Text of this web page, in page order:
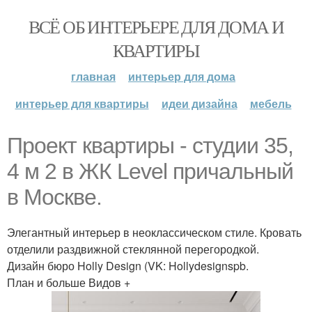
ВСЁ ОБ ИНТЕРЬЕРЕ ДЛЯ ДОМА И
КВАРТИРЫ
главная
интерьер для дома
интерьер для квартиры
идеи дизайна мебель
Проект квартиры - студии 35,
4 м 2 в ЖК Level причальный
в Москве.
Элегантный интерьер в неоклассическом стиле. Кровать
отделили раздвижной стеклянной перегородкой.
Дизайн бюро Holly Design (VK: Hollydesignspb.
План и больше Видов +